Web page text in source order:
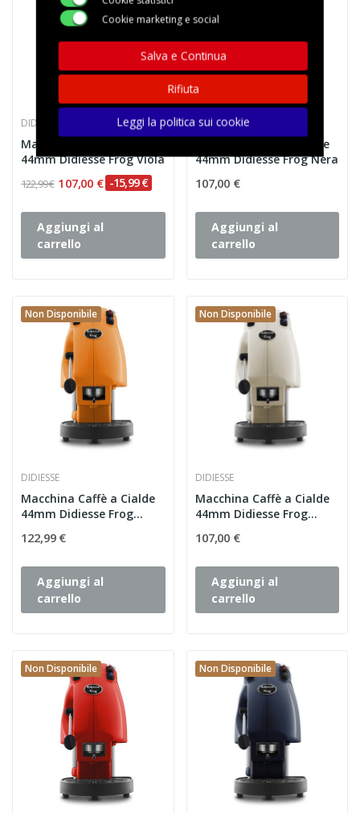
DIDIESSE
Macchina Caffè a Cialde
44mm Didiesse Frog Viola
122,99 € 107,00 € -15,99 €
Aggiungi al
carrello
DIDIESSE
Macchina Caffè a Cialde
44mm Didiesse Frog Nera
107,00 €
Aggiungi al
carrello
Non Disponibile
DIDIESSE
Macchina Caffè a Cialde
44mm Didiesse Frog...
122,99 €
Aggiungi al
carrello
Non Disponibile
DIDIESSE
Macchina Caffè a Cialde
44mm Didiesse Frog
107,00 €
Aggiungi al
carrello
Non Disponibile Non Disponibile
Cookie marketing e social
Salva e Continua
Rifiuta
Leggi la politica sui cookie